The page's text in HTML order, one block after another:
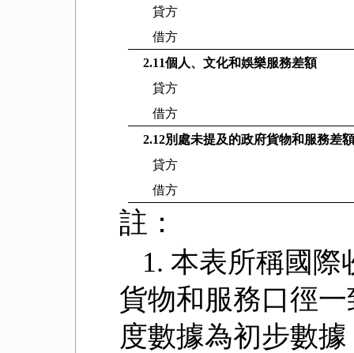
貸方
借方
2.11個人、文化和娛樂服務差額
貸方
借方
2.12別處未提及的政府貨物和服務差額
貸方
借方
註：
1.本表所稱國際
貨物和服務口徑
度數據為初步數